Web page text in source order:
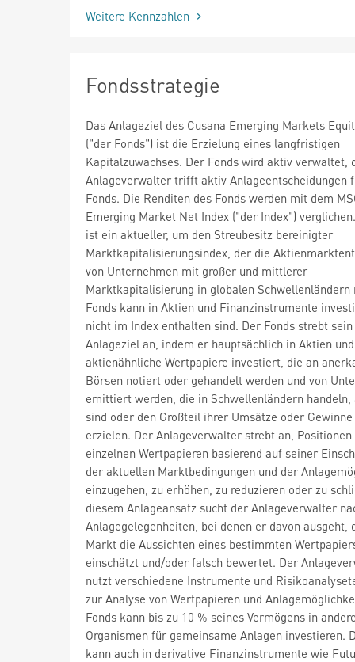
Weitere Kennzahlen
Fondsstrategie
Das Anlageziel des Cusana Emerging Markets
("der Fonds") ist die Erzielung eines langfristigen
Kapitalzuwachses. Der Fonds wird aktiv verwaltet,
Anlageverwalter trifft aktiv Anlageentscheidungen
Fonds. Die Renditen des Fonds werden mit dem
Emerging Market Net Index ("der Index")
ist ein aktueller, um den Streubesitz bereinigter
Marktkapitalisierungsindex, der die
von Unternehmen mit großer und mittlerer
Marktkapitalisierung in globalen Schwellenländern
Fonds kann in Aktien und Finanzinstrumente
nicht im Index enthalten sind. Der Fonds strebt sein
Anlageziel an, indem er hauptsächlich in Aktien und
aktienähnliche Wertpapiere investiert, die an
Börsen notiert oder gehandelt werden und von
emittiert werden, die in Schwellenländern handeln,
sind oder den Großteil ihrer Umsätze oder
erzielen. Der Anlageverwalter strebt an, Positionen
einzelnen Wertpapieren basierend auf seiner
der aktuellen Marktbedingungen und der
einzugehen, zu erhöhen, zu reduzieren oder zu
diesem Anlageansatz sucht der Anlageverwalter
Anlagegelegenheiten, bei denen er davon ausgeht,
Markt die Aussichten eines bestimmten
einschätzt und/oder falsch bewertet. Der
nutzt verschiedene Instrumente und
zur Analyse von Wertpapieren und
Fonds kann bis zu 10 % seines Vermögens in
Organismen für gemeinsame Anlagen investieren.
kann auch in derivative Finanzinstrumente wie